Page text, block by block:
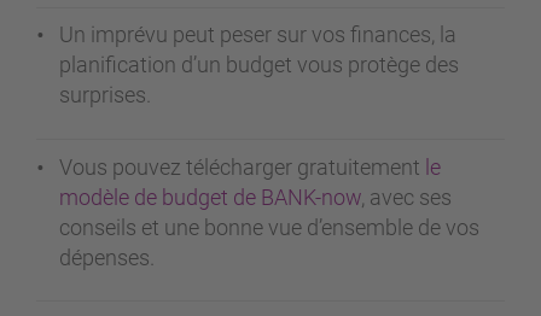
Un imprévu peut peser sur vos finances, la
planification d’un budget vous protège des
surprises.
Vous pouvez télécharger gratuitement le
modèle de budget de BANK-now , avec ses
conseils et une bonne vue d’ensemble de vos
dépenses.